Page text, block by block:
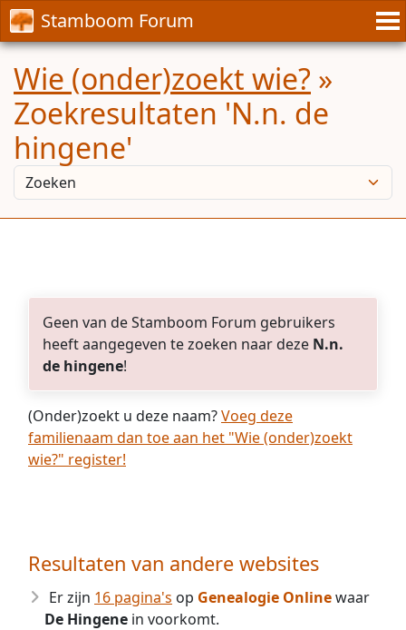
Stamboom Forum
Wie (onder)zoekt wie? »
Zoekresultaten 'N.n. de
hingene'
Geen van de Stamboom Forum gebruikers
heeft aangegeven te zoeken naar deze N.n.
de hingene!
(Onder)zoekt u deze naam?Voeg deze
familienaam dan toe aan het "Wie (onder)zoekt
wie?" register!
Resultaten van andere websites
Er zijn 16 pagina's op Genealogie Onlinewaar
De Hingene in voorkomt.